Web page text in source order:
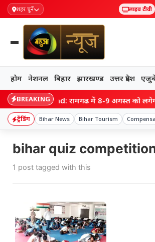
शहर चुनें लाइव टीवी
होम नेशनल बिहार झारखण्ड उत्तर प्रदेश
BREAKING
Jharkhand: रामगढ़ में 8-9 अगस्त को लगेगा
ट्रेंडिंग Bihar News Bihar Tourism
bihar quiz
1 post tagged with this